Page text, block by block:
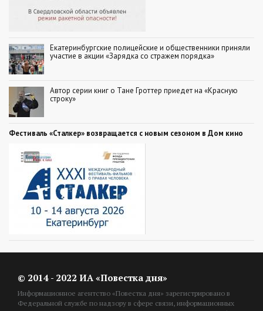
Екатеринбургские полицейские и общественники приняли
участие в акции «Зарядка со стражем порядка»
Автор серии книг о Тане Гроттер приедет на «Красную
строку»
Фестиваль «Сталкер» возвращается с новым сезоном в Дом кино
© 2014 - 2022 ИА «Повестка дня»
Информационное агентство «Повестка дня» зарегистрировано в
Федеральной службе по надзору в сфере связи, информационных